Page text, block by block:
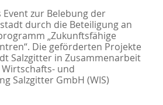
zur Belebung der
durch die Beteiligung an
„Zukunftsfähige
Die geförderten Projekte
Salzgitter in Zusammenarbeit
und
Salzgitter GmbH (WIS)